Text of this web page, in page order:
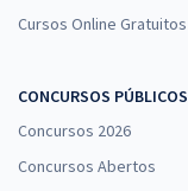
Cursos Online Gratuitos
CONCURSOS PÚBLICOS
Concursos 2026
Concursos Abertos